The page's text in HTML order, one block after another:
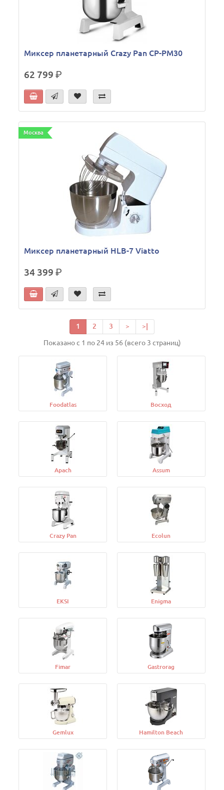
Миксер планетарный Crazy Pan CP-PM30
62 799р.
Москва
Миксер планетарный HLB-7 Viatto
34 399р.
1 2 3 > >|
Показано с 1 по 24 из 56 (всего 3 страниц)
Foodatlas Восход
Apach Assum
Crazy Pan Ecolun
EKSI Enigma
Fimar Gastrorag
Gemlux Hamilton Beach